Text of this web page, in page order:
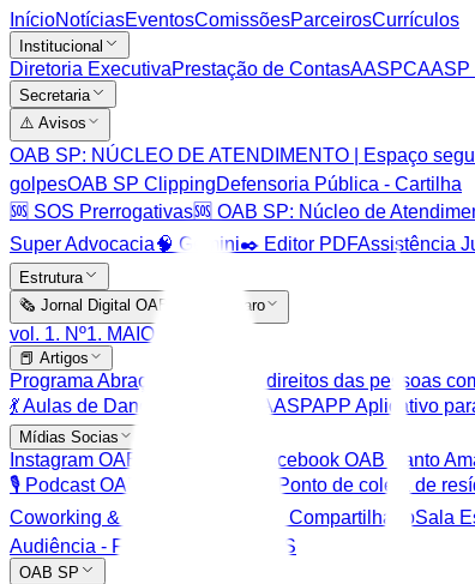
InícioNotíciasEventosComissõesParceirosCurrículos
Institucional
Diretoria ExecutivaPrestação de ContasAASPCAASP
Secretaria
⚠️ Avisos
OAB SP: NÚCLEO DE ATENDIMENTO | Espaço
golpesOAB SP ClippingDefensoria Pública - Cartilha
🆘 SOS Prerrogativas🆘 OAB SP: Núcleo de
Super Advocacia🧠 Gemini✒️ Editor PDFAssistência
Estrutura
🗞️ Jornal Digital OAB Santo Amaro
vol. 1. Nº1. MAIO 2026
📕 Artigos
Programa Abraço Cartilha dos direitos das pessoas
💃 Aulas de Dança de Salão CAASPAPP Aplicativo
Mídias Socias
Instagram OAB Santo Amaro Facebook OAB Santo
🎙️ Podcast OAB Santo Amaro
♻️ Ponto de coleta de
Coworking & kids
Sala Escritório CompartilhadoSala
Audiência - Fórum Trabalhista ZS
OAB SP